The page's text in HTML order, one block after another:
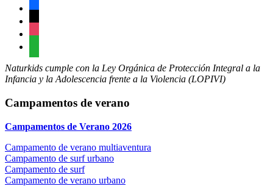
Naturkids cumple con la Ley Orgánica de Protección Integral a la
Infancia y la Adolescencia frente a la Violencia (LOPIVI)
Campamentos de verano
Campamentos de Verano 2026
Campamento de verano multiaventura
Campamento de surf urbano
Campamento de surf
Campamento de verano urbano